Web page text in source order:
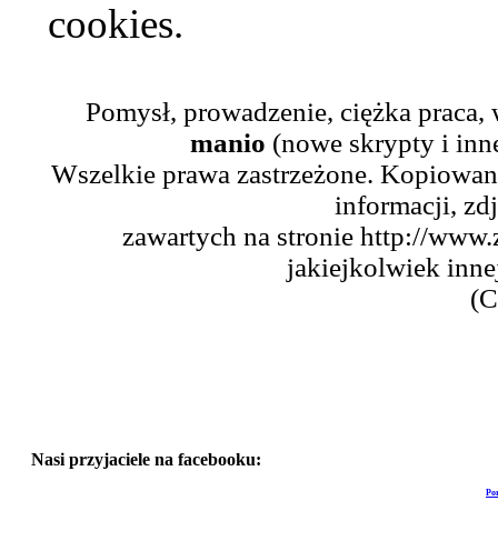
cookies.
Pomysł, prowadzenie, ciężka
manio (nowe skrypty i
Wszelkie prawa zastrzeżone.
informacji,
zawartych na stronie http://
jakiejkolwiek
Nasi przyjaciele na facebooku: